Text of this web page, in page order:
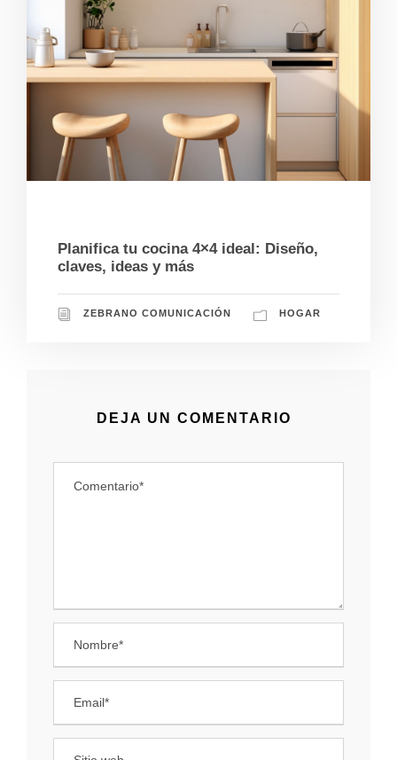
Planifica tu cocina 4×4 ideal: Diseño,
claves, ideas y más
ZEBRANO COMUNICACIÓN HOGAR
DEJA UN COMENTARIO